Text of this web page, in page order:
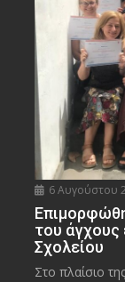
6 Αυγούστου
του άγχους
Σχολείου
Στο πλαίσιο